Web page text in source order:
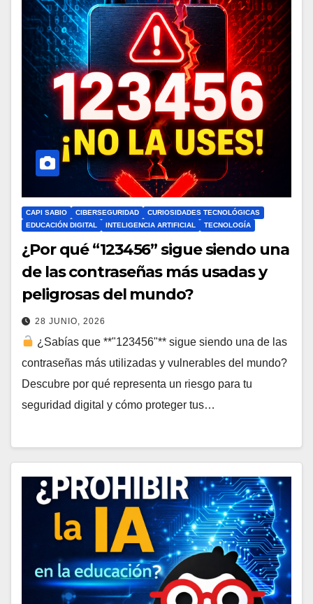
CAPI SABIO CIBERSEGURIDAD
CURIOSIDADES TECNOLÓGICAS
EDUCACIÓN DIGITAL
INTELIGENCIA ARTIFICIAL TECNOLOGÍA
¿Por qué “123456” sigue siendo una
de las contraseñas más usadas y
peligrosas del mundo?
28 JUNIO, 2026
¿Sabías que **"123456"** sigue siendo una de las
contraseñas más utilizadas y vulnerables del mundo?
Descubre por qué representa un riesgo para tu
seguridad digital y cómo proteger tus…